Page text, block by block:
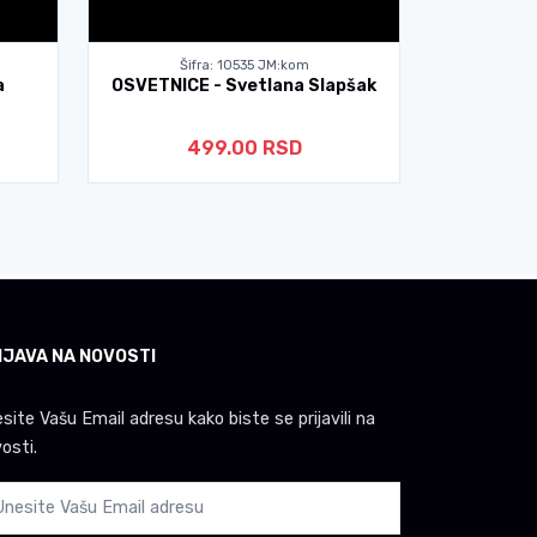
Šifra: 10535 JM:kom
OSVETNICE - Svetlana Slapšak
499.00 RSD
NA NOVOSTI
Vašu Email adresu kako biste se prijavili na